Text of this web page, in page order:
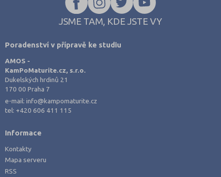
JSME TAM, KDE JSTE VY
Poradenství v přípravě ke studiu
AMOS -
KamPoMaturite.cz, s.r.o.
Dukelských hrdinů 21
170 00 Praha 7
e-mail:info@kampomaturite.cz
tel: +420 606 411 115
Informace
Kontakty
Mapa serveru
RSS